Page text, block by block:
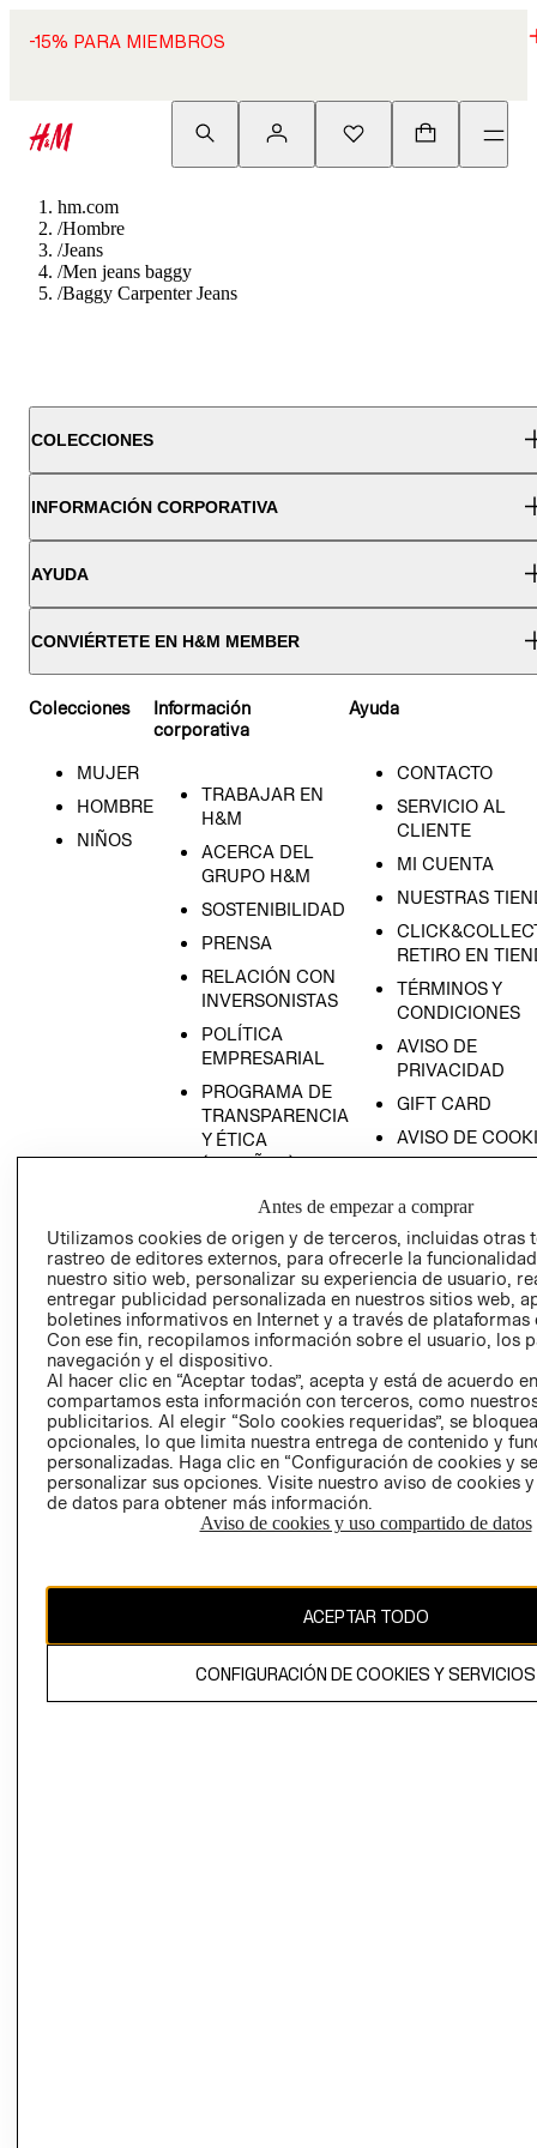
-15% PARA MIEMBROS
hm.com
/Hombre
/Jeans
/Men jeans baggy
/Baggy Carpenter Jeans
COLECCIONES
INFORMACIÓN CORPORATIVA
AYUDA
CONVIÉRTETE EN H&M MEMBER
Colecciones
MUJER
HOMBRE
NIÑOS
Información
corporativa
TRABAJAR EN
H&M
ACERCA DEL
GRUPO H&M
SOSTENIBILIDAD
PRENSA
RELACIÓN CON
INVERSONISTAS
POLÍTICA
EMPRESARIAL
PROGRAMA DE
TRANSPARENCIA
Y ÉTICA
(ESPAÑOL)
PROGRAMA DE
Y ÉTICA (INGLÉS)
Ayuda
CONTACTO
SERVICIO AL
CLIENTE
MI CUENTA
NUESTRAS
RETIRO EN
TÉRMINOS Y
CONDICIONES
AVISO DE
PRIVACIDAD
GIFT CARD
AVISO DE
COMERCIO - SIC
PETICIONES
QUEJAS Y
RECLAMOS
Colombia ($)
CAMBIAR REGIÓN
El contenido de esta página web está protegido por copyright y es
Antes de empezar a comprar
Utilizamos cookies de origen y de terceros, incluidas otras
rastreo de editores externos, para ofrecerle la
nuestro sitio web, personalizar su experiencia de usuario,
entregar publicidad personalizada en nuestros sitios web,
boletines informativos en Internet y a través de plataformas
Con ese fin, recopilamos información sobre el usuario, los
navegación y el dispositivo.
Al hacer clic en “Aceptar todas”, acepta y está de acuerdo
compartamos esta información con terceros, como
publicitarios. Al elegir “Solo cookies requeridas”, se
opcionales, lo que limita nuestra entrega de contenido y
personalizadas. Haga clic en “Configuración de cookies y
personalizar sus opciones. Visite nuestro aviso de cookies
de datos para obtener más información.
Aviso de cookies y uso compartido de datos
ACEPTAR TODO
CONFIGURACIÓN DE COOKIES Y SERVICIOS